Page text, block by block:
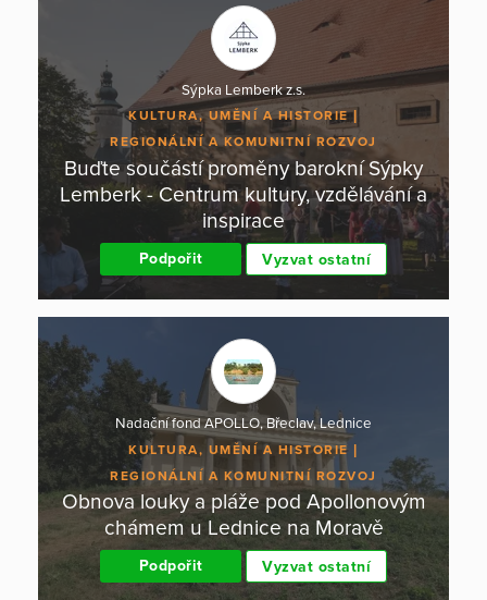
Sýpka Lemberk z.s.
KULTURA, UMĚNÍ A HISTORIE
REGIONÁLNÍ A KOMUNITNÍ ROZVOJ
Buďte součástí proměny barokní Sýpky
Lemberk - Centrum kultury, vzdělávání a
inspirace
Podpořit Vyzvat ostatní
Nadační fond APOLLO, Břeclav, Lednice
KULTURA, UMĚNÍ A HISTORIE
REGIONÁLNÍ A KOMUNITNÍ ROZVOJ
Obnova louky a pláže pod Apollonovým
chámem u Lednice na Moravě
Podpořit Vyzvat ostatní